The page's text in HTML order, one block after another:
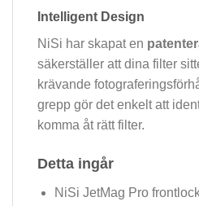
Intelligent Design
NiSi har skapat en
säkerställer att dina filter
krävande
grepp gör det enkelt att
komma åt rätt filter.
Detta ingår
NiSi JetMag Pro